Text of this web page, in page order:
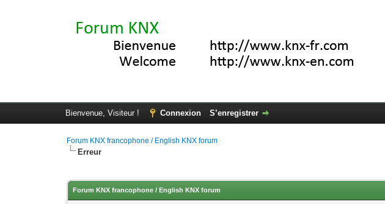
Bienvenue, Visiteur ! Connexion S’enregistrer
Forum KNX francophone / English KNX forum
Erreur
Forum KNX francophone / English KNX forum